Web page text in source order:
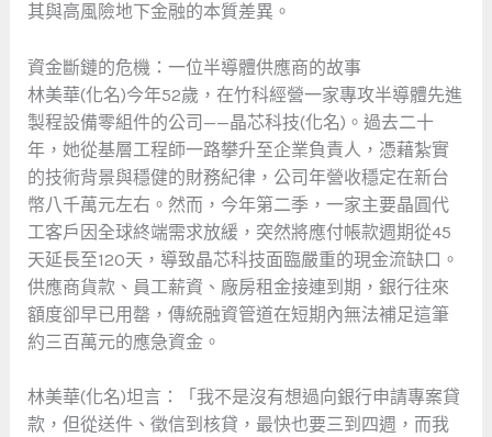
其與高風險地下金融的本質差異。
資金斷鏈的危機：一位半導體供應商的故事
林美華(化名)今年52歲，在竹科經營一家專攻半導體先進
製程設備零組件的公司——晶芯科技(化名)。過去二十
年，她從基層工程師一路攀升至企業負責人，憑藉紮實
的技術背景與穩健的財務紀律，公司年營收穩定在新台
幣八千萬元左右。然而，今年第二季，一家主要晶圓代
工客戶因全球終端需求放緩，突然將應付帳款週期從45
天延長至120天，導致晶芯科技面臨嚴重的現金流缺口。
供應商貨款、員工薪資、廠房租金接連到期，銀行往來
額度卻早已用罄，傳統融資管道在短期內無法補足這筆
約三百萬元的應急資金。
林美華(化名)坦言：「我不是沒有想過向銀行申請專案貸
款，但從送件、徵信到核貸，最快也要三到四週，而我